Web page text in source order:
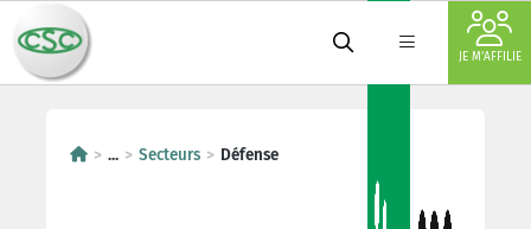
JE M'AFFILIE
... Secteurs Défense